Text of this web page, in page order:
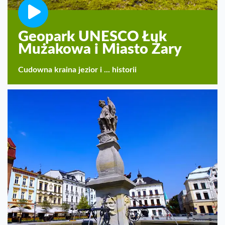
Geopark UNESCO Łuk
Mużakowa i Miasto Żary
Cudowna kraina jezior i ... historii